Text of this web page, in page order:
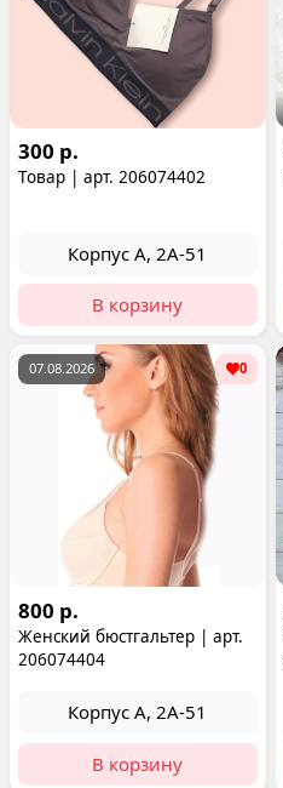
300 р.
Товар | арт. 206074402
Корпус А, 2А-51
В корзину
07.08.2026 0
800 р.
Женский бюстгальтер | арт.
206074404
Корпус А, 2А-51
В корзину